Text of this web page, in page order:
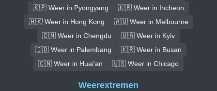
🇰🇵 Weer in Pyongyang
🇰🇷 Weer in Incheon
🇭🇰 Weer in Hong Kong
🇦🇺 Weer in Melbourne
🇨🇳 Weer in Chengdu
🇺🇦 Weer in Kyiv
🇮🇩 Weer in Palembang
🇰🇷 Weer in Busan
🇨🇳 Weer in Huai'an
🇺🇸 Weer in Chicago
Weerextremen